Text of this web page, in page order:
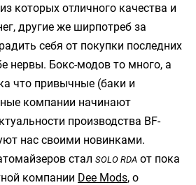
которых отличного качества и
другие же ширпотреб за
себя от покупки последних
нервы. Бокс-модов то много, а
что привычные (баки и
компании начинают
производства BF-
нас своими новинками.
стал SOLO RDA от пока
компании Dee Mods, о